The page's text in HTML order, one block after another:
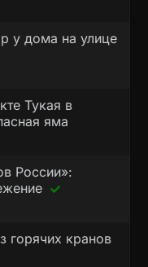
у дома на улице
Тукая в
яма
России»:
горячих кранов